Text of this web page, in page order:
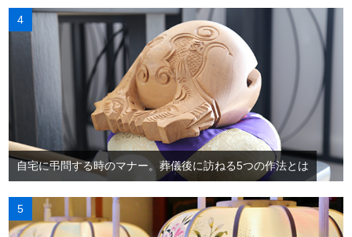
自宅に弔問する時のマナー。葬儀後に訪ねる5つの作法とは